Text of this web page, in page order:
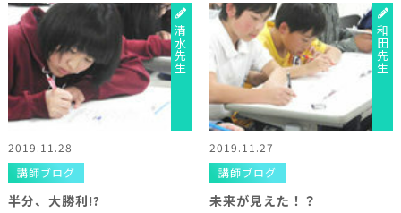
清水先生
2019.11.28
講師ブログ
半分、大勝利!?
和田先生
2019.11.27
講師ブログ
未来が見えた！？